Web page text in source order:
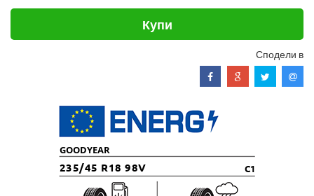
Купи
Сподели в
GOODYEAR
235/45 R18 98V C1